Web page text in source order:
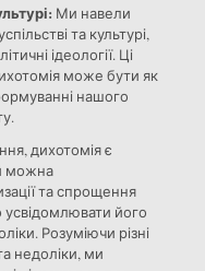
Ми навели
та культурі,
ідеології. Ці
може бути як
нашого
дихотомія є
можна
та спрощення
його
Розуміючи різні
недоліки, ми